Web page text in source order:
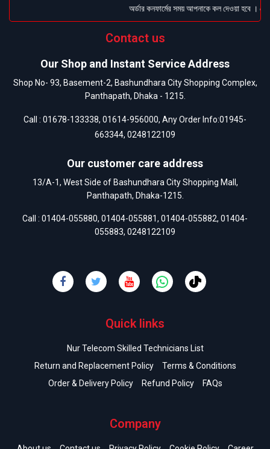
অর্ডার কনফার্মের সময় আপনাকে কল দেওয়া হবে ।
Contact us
Our Shop and Instant Service Address
Shop No- 93, Basement-2, Bashundhara City Shopping Complex,
Panthapath, Dhaka - 1215.
Call : 01678-133338, 01614-956000, Any Order Info:01945-
663344, 0248122109
Our customer care address
13/A-1, West Side of Bashundhara City Shopping Mall,
Panthapath, Dhaka-1215.
Call : 01404-055880, 01404-055881, 01404-055882, 01404-
055883, 0248122109
Quick links
Nur Telecom Skilled Technicians List
Return and Replacement Policy
Terms & Conditions
Order & Delivery Policy
Refund Policy FAQs
Company